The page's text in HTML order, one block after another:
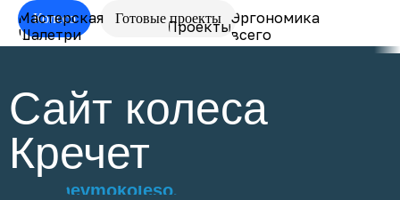
Мастерская
Шалетри
ПроектыЭргономика
всего
Колесо Готовые проекты
Сайт колеса
Кречет
pnevmokoleso.ru